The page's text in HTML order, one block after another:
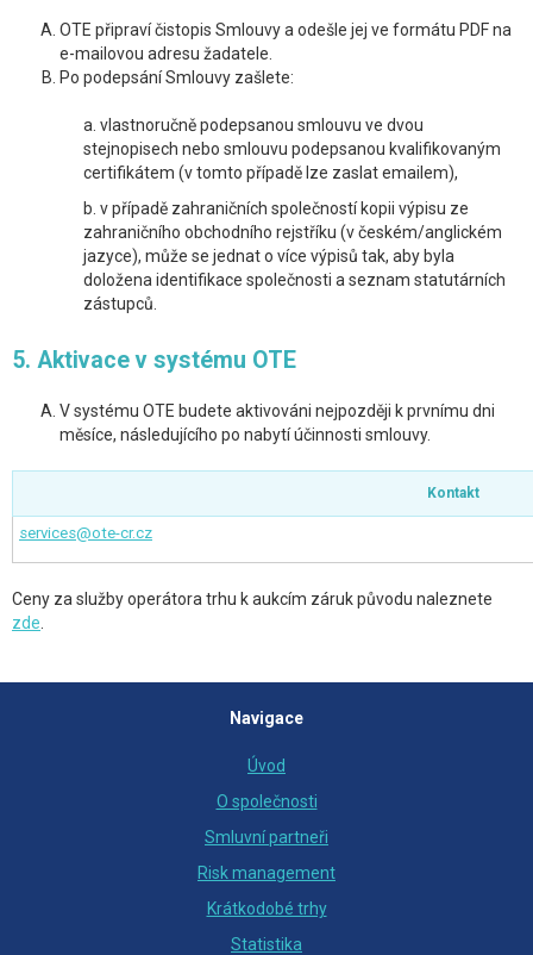
OTE připraví čistopis Smlouvy a odešle jej ve formátu PDF na
e-mailovou adresu žadatele.
Po podepsání Smlouvy zašlete:
a. vlastnoručně podepsanou smlouvu ve dvou
stejnopisech nebo smlouvu podepsanou kvalifikovaným
certifikátem (v tomto případě lze zaslat emailem),
b. v případě zahraničních společností kopii výpisu ze
zahraničního obchodního rejstříku (v českém/anglickém
jazyce), může se jednat o více výpisů tak, aby byla
doložena identifikace společnosti a seznam statutárních
zástupců.
5. Aktivace v systému OTE
V systému OTE budete aktivováni nejpozději k prvnímu dni
měsíce, následujícího po nabytí účinnosti smlouvy.
Kontakt
services@ote-cr.cz
Ceny za služby operátora trhu k aukcím záruk původu naleznete
zde
Navigace
Úvod
O společnosti
Smluvní partneři
Risk management
Krátkodobé trhy
Statistika